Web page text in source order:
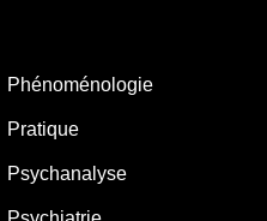
Phénoménologie
Pratique
Psychanalyse